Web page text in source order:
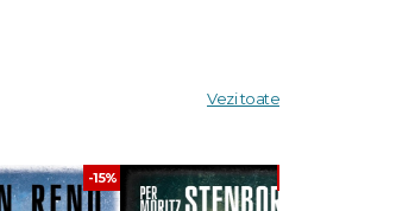
Vezi toate
-15%